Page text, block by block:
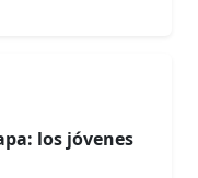
los jóvenes